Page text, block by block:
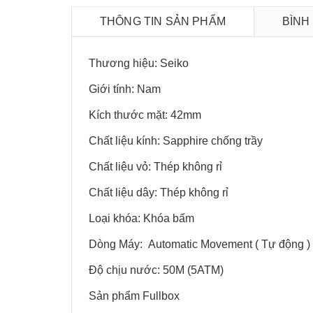
THÔNG TIN SẢN PHẨM
Thương hiệu: Seiko
Giới tính: Nam
Kích thước mặt: 42mm
Chất liệu kính: Sapphire chống trầy
Chất liệu vỏ: Thép không rỉ
Chất liệu dây: Thép không rỉ
Loại khóa: Khóa bấm
Dòng Máy: Automatic Movement ( Tự động )
Độ chịu nước: 50M (5ATM)
Sản phẩm Fullbox